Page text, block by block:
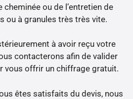
ou de l’entretien de
ou à granules très très vite.
à avoir reçu votre
contacterons afin de valider
vous offrir un chiffrage gratuit.
êtes satisfaits du devis, nous